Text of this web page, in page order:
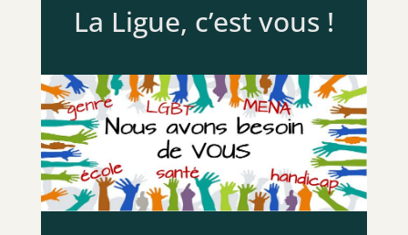
La Ligue, c’est vous !